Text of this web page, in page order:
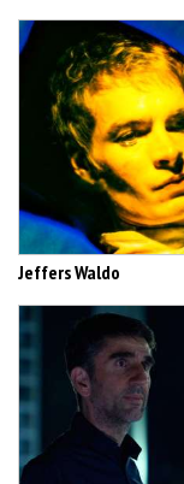
Jeffers Waldo